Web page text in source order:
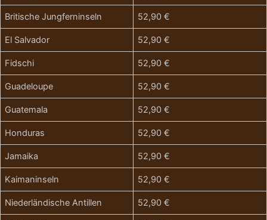
Britische Jungferninseln 52,90 €
El Salvador 52,90 €
Fidschi 52,90 €
Guadeloupe 52,90 €
Guatemala 52,90 €
Honduras 52,90 €
Jamaika 52,90 €
Kaimaninseln 52,90 €
Niederländische Antillen 52,90 €